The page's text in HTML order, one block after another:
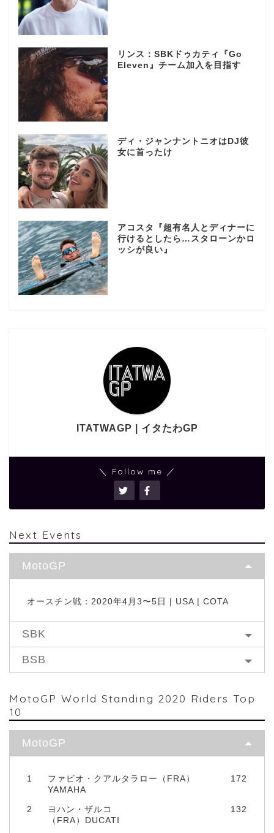
リンス：SBKドゥカティ『Go
Eleven』チーム加入を目指す
ディ・ジャンナントニオはDJ彼
女に首ったけ
アコスタ『超有名人とディナーに
行けるとしたら…スタローンかロ
ッシが良い』
ITATWAGP | イタたわGP
＼ Follow me ／
Next Events
MotoGP
オースチン戦：2020年4月3〜5日 | USA | COTA
SBK
BSB
MotoGP World Standing 2020 Riders Top
10
MotoGP
1
ファビオ・クアルタラロー（FRA）
YAMAHA
172
2
ヨハン・ザルコ
（FRA）DUCATI
132